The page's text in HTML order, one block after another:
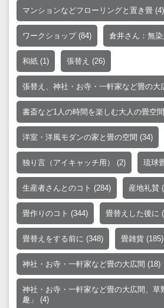
マンションなどフローリングと置き畳 (4)
ワークショップ(84) 倉井さん：無
和紙 (1) 張替え (26)
張替え、神社・お寺・一軒家など畳の大
書斎など1人の時間を楽しむ大人の畳空間
洋室・洋風モダンの家と畳の空間 (34)
独り言（アイキャッチ用） (2) 琉球
生産者さんとのコト (284) 産地礼賛
畳作りのコト (344) 畳替えした後に
畳替えをする前に (348) 畳雑貨 (185)
神社・お寺・一軒家など畳の大広間 (18)
神社・お寺・一軒家など畳の大広間、草
趣」
(4)